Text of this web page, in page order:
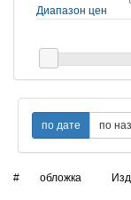
Диапазон цен
# обложка